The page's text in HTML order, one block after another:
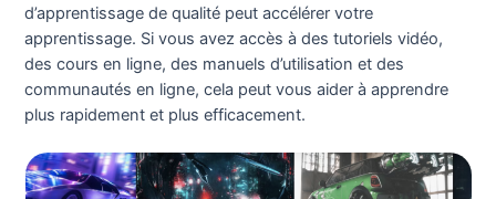
d’apprentissage de qualité peut accélérer votre
apprentissage. Si vous avez accès à des tutoriels vidéo,
des cours en ligne, des manuels d’utilisation et des
communautés en ligne, cela peut vous aider à apprendre
plus rapidement et plus efficacement.